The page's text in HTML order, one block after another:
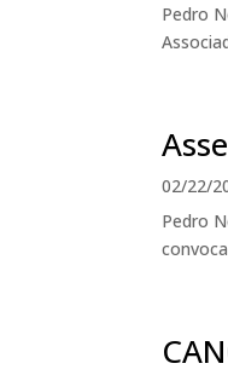
Pedro
02/22/
Pedro